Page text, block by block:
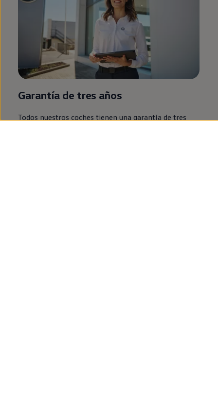
Garantía de tres años
Todos nuestros coches tienen una garantía de tres